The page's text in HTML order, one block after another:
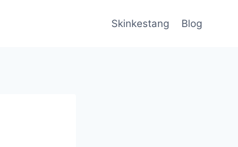
Skinkestang Blog